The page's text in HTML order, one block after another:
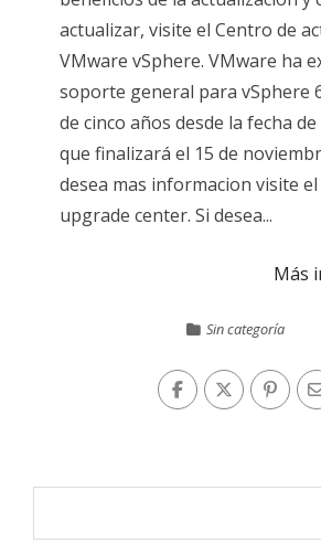
actualizar, visite el Centro de
VMware vSphere. VMware ha
soporte general para vSphere
de cinco años desde la fecha
que finalizará el 15 de
desea mas informacion visite
upgrade center. Si desea...
Más
Sin categoría